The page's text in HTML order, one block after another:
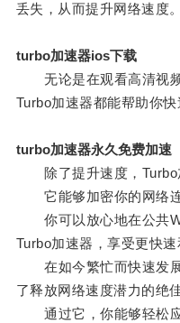
丢失，从而提升网络速度。
turbo加速器ios下载
无论是在观看高清视频
Turbo加速器都能帮助你快
turbo加速器永久免费加速
除了提升速度，Turbo
它能够加密你的网络连
你可以放心地在公共
Turbo加速器，享受更快速
在如今繁忙而快速发展
了释放网络速度潜力的绝
通过它，你能够轻松应